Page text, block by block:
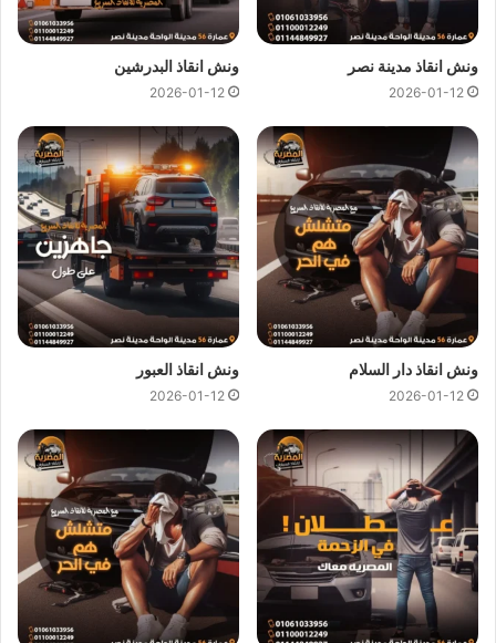
ارخص ونش انقاذ ، اسرع ونش انقاذ ، افضل ونش انقاذ ، اقرب ونش انقاذ ،
انقاذ السيارات ، انقاذ سيارات ، اوناش انقاذ السيارات ، تليفون ونش انقاذ ،
رقم ونش ، رقم ونش أنقاذ ، رقم ونش انقاذ ، ريكفري ، سحب سيارات ، سطحة
، سطحة سيارات ، نجدة طريق ، نقل سيارات ، ونش ، ونش امان ، ونش انقاذ
سريع ، ونش انقاذ قريب ، ونش سيارات ، ونش سيارة ، ونش طريق ، ونش
انقاذ السيارات في احمد عرابي
ونش انقاذ احمد عرابي
متاح دائما علي مدار 24 ساعة ومستعدون
لاي ظروف طارئة تستدعي الاستعانة بـ
ونش انقاذ سياراتكما نوفر
لجميع عملائنا خدمة
انقاذ السيارات فائقة السرعة لكي يصلكونش
ونش انقاذ مدينة نصر
2026-01-12
ونش انقاذ البدرشين
2026-01-12
ونش انقاذ دار السلام
2026-01-12
ونش انقاذ العبور
2026-01-12